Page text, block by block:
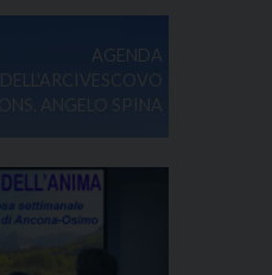
AGENDA
DELL'ARCIVESCOVO